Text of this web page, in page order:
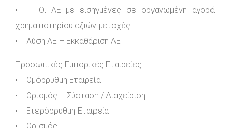
• Οι ΑΕ με εισηγμένες σε οργανωμένη αγορά
χρηματιστηρίου αξιών μετοχές
• Λύση ΑΕ – Εκκαθάριση ΑΕ
Προσωπικές Εμπορικές Εταιρείες
• Ομόρρυθμη Εταιρεία
• Ορισμός – Σύσταση / Διαχείριση
• Ετερόρρυθμη Εταιρεία